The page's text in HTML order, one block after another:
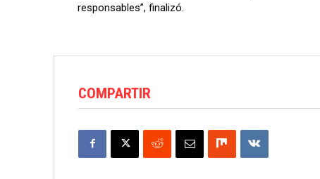
responsables”, finalizó.
COMPARTIR